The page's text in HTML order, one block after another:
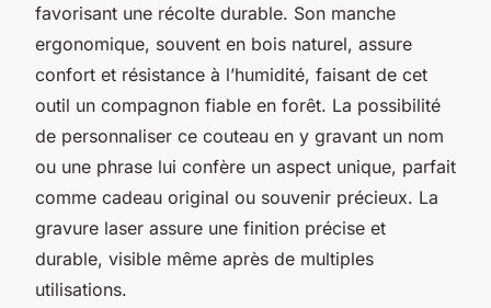
favorisant une récolte durable. Son manche
ergonomique, souvent en bois naturel, assure
confort et résistance à l’humidité, faisant de cet
outil un compagnon fiable en forêt. La possibilité
de personnaliser ce couteau en y gravant un nom
ou une phrase lui confère un aspect unique, parfait
comme cadeau original ou souvenir précieux. La
gravure laser assure une finition précise et
durable, visible même après de multiples
utilisations.